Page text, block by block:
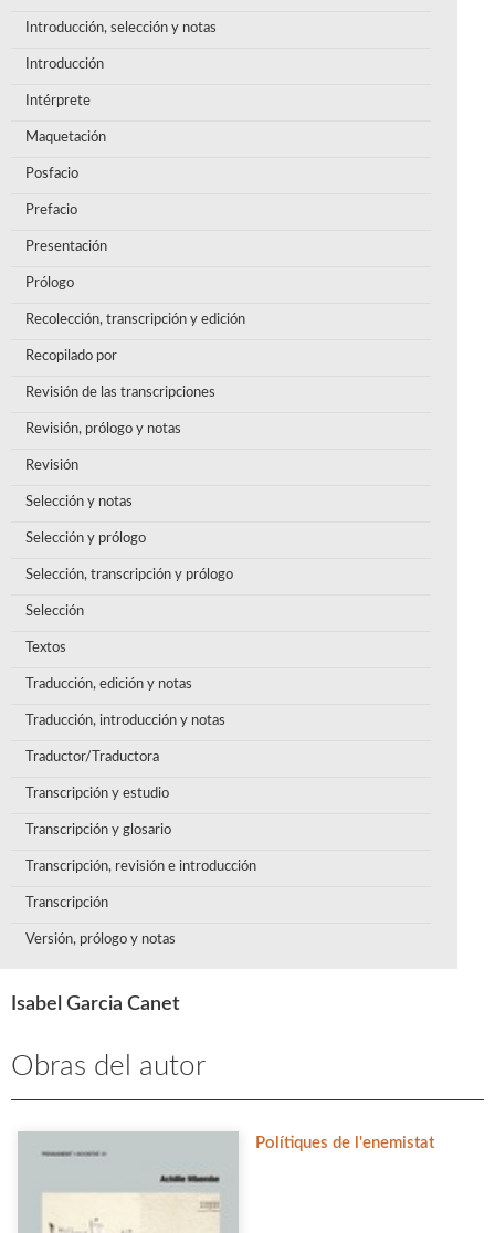
Introducción, selección y notas
Introducción
Intérprete
Maquetación
Posfacio
Prefacio
Presentación
Prólogo
Recolección, transcripción y edición
Recopilado por
Revisión de las transcripciones
Revisión, prólogo y notas
Revisión
Selección y notas
Selección y prólogo
Selección, transcripción y prólogo
Selección
Textos
Traducción, edición y notas
Traducción, introducción y notas
Traductor/Traductora
Transcripción y estudio
Transcripción y glosario
Transcripción, revisión e introducción
Transcripción
Versión, prólogo y notas
Isabel Garcia Canet
Obras del autor
Polítiques de l'enemistat